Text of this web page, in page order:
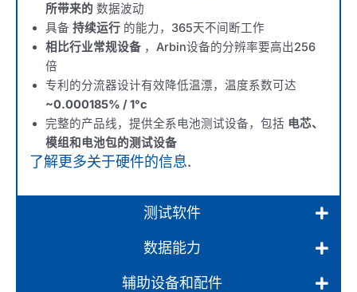
所带来的 数据波动
具备 持续运行的能力，365天不间断工作
相比行业常规设备，Arbin设备的分辨率要高出256
倍
专利的分流器设计有效降低温漂，温度系数可达
~0.000185% / 1°c
完整的产品线，提供全系电池测试设备，包括 电芯、
模组和电池包的测试设备
了解更多关于硬件的信息.
测试软件
数据能力
辅助设备和配件